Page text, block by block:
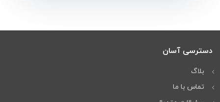
دسترسی آسان
بلاگ
تماس با ما